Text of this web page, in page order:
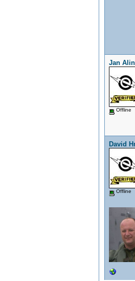
Jan Alin
Offline
David
Offline